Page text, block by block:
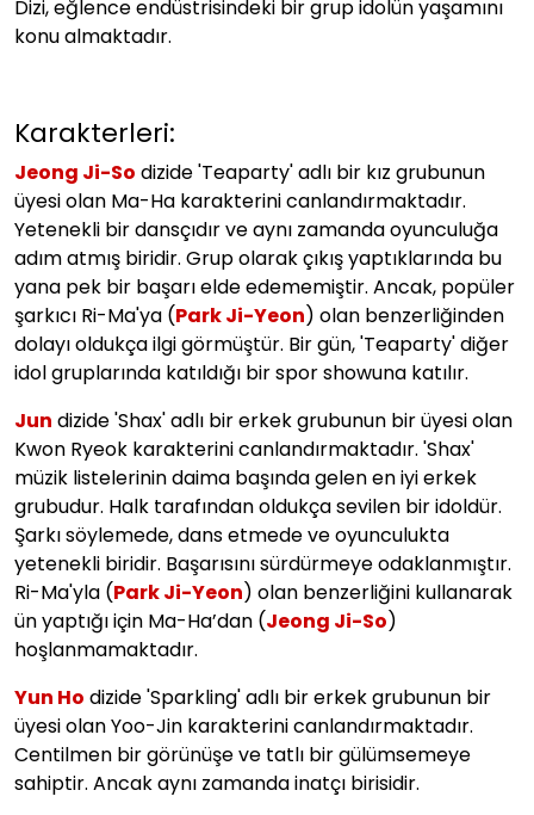
Dizi, eğlence endüstrisindeki bir grup idolün yaşamını
konu almaktadır.
Karakterleri:
Jeong Ji-So dizide 'Teaparty' adlı bir kız grubunun
üyesi olan Ma-Ha karakterini canlandırmaktadır.
Yetenekli bir dansçıdır ve aynı zamanda oyunculuğa
adım atmış biridir. Grup olarak çıkış yaptıklarında bu
yana pek bir başarı elde edememiştir. Ancak, popüler
şarkıcı Ri-Ma'ya (Park Ji-Yeon) olan benzerliğinden
dolayı oldukça ilgi görmüştür. Bir gün, 'Teaparty' diğer
idol gruplarında katıldığı bir spor showuna katılır.
Jun dizide 'Shax' adlı bir erkek grubunun bir üyesi olan
Kwon Ryeok karakterini canlandırmaktadır. 'Shax'
müzik listelerinin daima başında gelen en iyi erkek
grubudur. Halk tarafından oldukça sevilen bir idoldür.
Şarkı söylemede, dans etmede ve oyunculukta
yetenekli biridir. Başarısını sürdürmeye odaklanmıştır.
Ri-Ma'yla (Park Ji-Yeon) olan benzerliğini kullanarak
ün yaptığı için Ma-Ha’dan (Jeong Ji-So)
hoşlanmamaktadır.
Yun Ho dizide 'Sparkling' adlı bir erkek grubunun bir
üyesi olan Yoo-Jin karakterini canlandırmaktadır.
Centilmen bir görünüşe ve tatlı bir gülümsemeye
sahiptir. Ancak aynı zamanda inatçı birisidir.